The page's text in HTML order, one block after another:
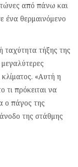
από πάνω και
ένα θερμαινόμενο
ταχύτητα τήξης της
«Αυτή η
τι πρόκειται να
ο πάγος της
της στάθμης